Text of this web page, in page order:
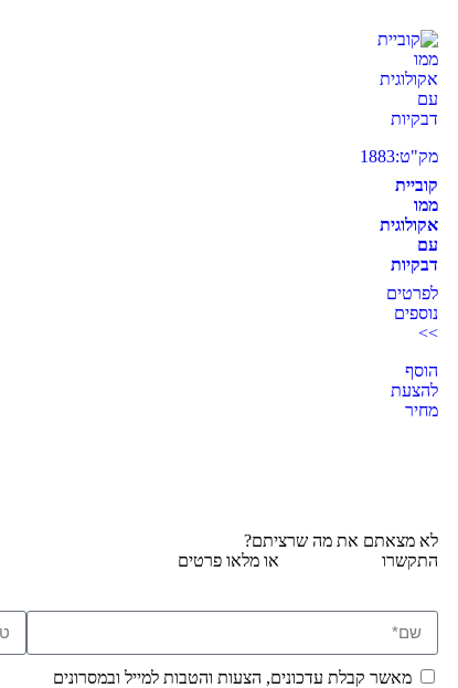
מק"ט:1883
קוביית
ממו
אקולוגית
עם
דבקיות
לפרטים
נוספים
>>
הוסף
להצעת
מחיר
לא מצאתם את מה שרציתם?
התקשרו
או מלאו פרטים
מאשר קבלת עדכונים, הצעות והטבות למייל ובמסרונים